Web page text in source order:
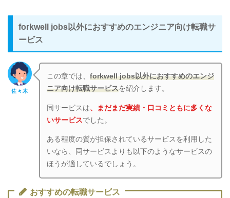
forkwell jobs以外におすすめのエンジニア向け転職サ
ービス
佐々木
この章では、forkwell jobs以外におすすめのエンジ
ニア向け転職サービスを紹介します。
同サービスは、まだまだ実績・口コミともに多くな
いサービスでした。
ある程度の質が担保されているサービスを利用した
いなら、同サービスよりも以下のようなサービスの
ほうが適しているでしょう。
おすすめの転職サービス